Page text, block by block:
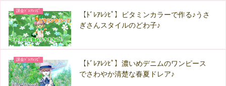
課金ﾄﾞﾚｱﾚｼﾋﾟ
【ﾄﾞﾚｱﾚｼﾋﾟ】ビタミンカラーで作る♪うさ
ぎさんスタイルのどわ子♪
課金ﾄﾞﾚｱﾚｼﾋﾟ
【ﾄﾞﾚｱﾚｼﾋﾟ】濃いめデニムのワンピース
でさわやか清楚な春夏ドレア♪